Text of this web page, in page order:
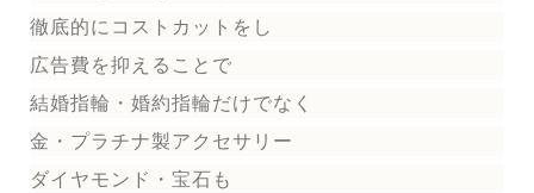
徹底的にコストカットをし
広告費を抑えることで
結婚指輪・婚約指輪だけでなく
金・プラチナ製アクセサリー
ダイヤモンド・宝石も